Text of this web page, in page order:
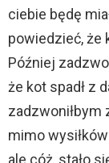
ciebie będę
powiedzieć, że
Później
że kot spadł z
zadzwoniłbym
mimo
ale cóż, stało